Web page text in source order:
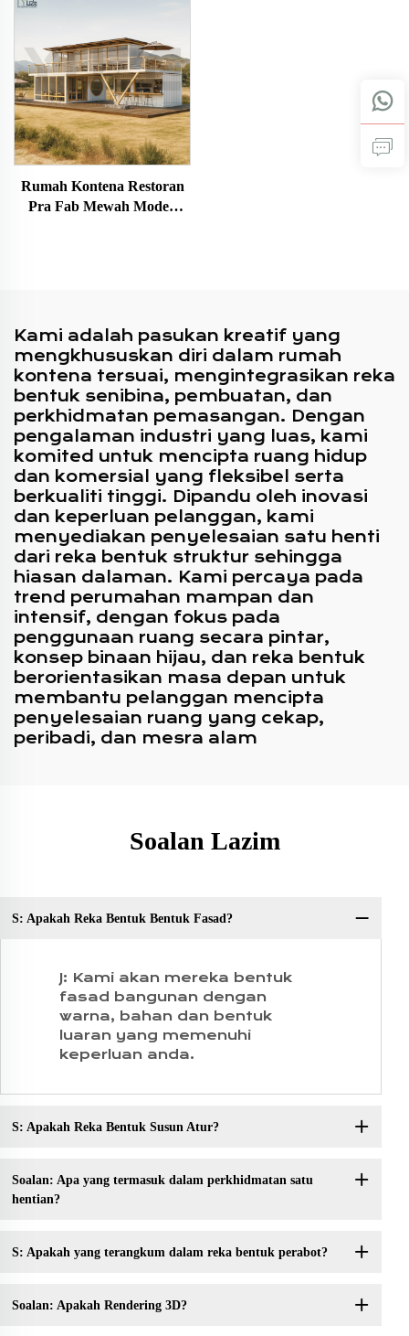
Rumah Kontena Restoran
Pra Fab Mewah Moden
Kami adalah pasukan kreatif yang
mengkhususkan diri dalam rumah
kontena tersuai, mengintegrasikan reka
bentuk senibina, pembuatan, dan
perkhidmatan pemasangan. Dengan
pengalaman industri yang luas, kami
komited untuk mencipta ruang hidup
dan komersial yang fleksibel serta
berkualiti tinggi. Dipandu oleh inovasi
dan keperluan pelanggan, kami
menyediakan penyelesaian satu henti
dari reka bentuk struktur sehingga
hiasan dalaman. Kami percaya pada
trend perumahan mampan dan
intensif, dengan fokus pada
penggunaan ruang secara pintar,
konsep binaan hijau, dan reka bentuk
berorientasikan masa depan untuk
membantu pelanggan mencipta
penyelesaian ruang yang cekap,
peribadi, dan mesra alam
Soalan Lazim
S: Apakah Reka Bentuk Bentuk Fasad?
J: Kami akan mereka bentuk
fasad bangunan dengan
warna, bahan dan bentuk
luaran yang memenuhi
keperluan anda.
S: Apakah Reka Bentuk Susun Atur?
Soalan: Apa yang termasuk dalam perkhidmatan satu
hentian?
S: Apakah yang terangkum dalam reka bentuk perabot?
Soalan: Apakah Rendering 3D?